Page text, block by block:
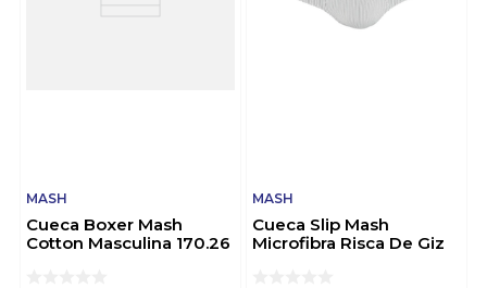
MASH
Cueca Boxer Mash
Cotton Masculina 170.26
MASH
Cueca Slip Mash
Microfibra Risca De Giz